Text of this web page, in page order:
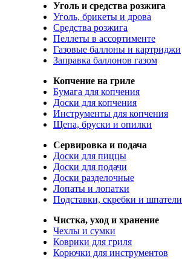
Уголь и средства розжига
Уголь, брикеты и дрова
Средства розжига
Пеллеты в ассортименте
Газовые баллоны и картриджи
Заправка баллонов газом
Копчение на гриле
Бумага для копчения
Доски для копчения
Инструменты для копчения
Щепа, бруски и опилки
Сервировка и подача
Доски для пиццы
Доски для подачи
Доски разделочные
Лопаты и лопатки
Подставки, скребки и шпатели
Чистка, уход и хранение
Чехлы и сумки
Коврики для гриля
Корючки для инструментов